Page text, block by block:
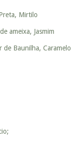
Mirtilo
ameixa, Jasmim
de Baunilha, Caramelo